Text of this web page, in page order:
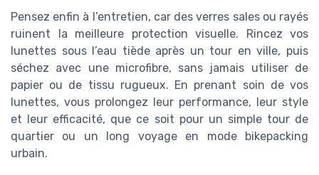
Pensez enfin à l’entretien, car des verres sales ou rayés
ruinent la meilleure protection visuelle. Rincez vos
lunettes sous l’eau tiède après un tour en ville, puis
séchez avec une microfibre, sans jamais utiliser de
papier ou de tissu rugueux. En prenant soin de vos
lunettes, vous prolongez leur performance, leur style
et leur efficacité, que ce soit pour un simple tour de
quartier ou un long voyage en mode bikepacking
urbain.